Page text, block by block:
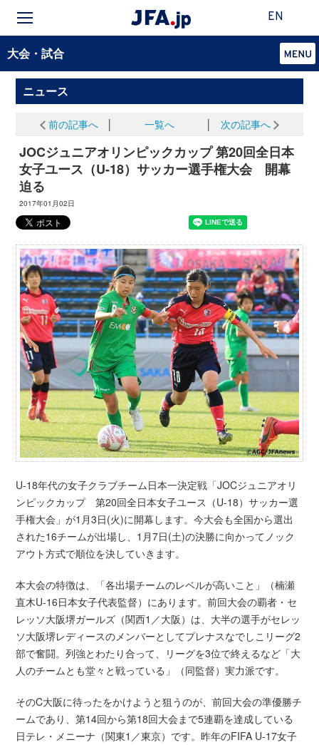
EN
大会・試合
ニュース
前の記事へ 一覧へ 次の記事へ
JOCジュニアオリンピックカップ 第20回全日本
女子ユース（U-18）サッカー選手権大会 開幕
迫る
2017年01月02日
U-18年代の女子クラブチーム日本一決定戦「JOCジュニアオリ
ンピックカップ 第20回全日本女子ユース（U-18）サッカー選
手権大会」が1月3日(火)に開幕します。今大会も全国から選出
された16チームが出場し、1月7日(土)の決勝に向かってノック
アウト方式で順位を決していきます。
本大会の特徴は、「各出場チームのレベルが高いこと」（楠瀬
直木U-16日本女子代表監督）にあります。前回大会の覇者・セ
レッソ大阪堺ガールズ（関西1／大阪）は、大半の選手がセレッ
ソ大阪堺レディースのメンバーとしてプレナスなでしこリーグ2
部で奮闘。列強とわたり合って、リーグを3位で終えるなど「大
人のチームとも堂々と戦っている」（同監督）実力派です。
そのC大阪に待ったをかけようと狙うのが、前回大会の準優勝チ
ームであり、第14回から第18回大会まで5連覇を達成している
日テレ・メニーナ（関東1／東京）です。昨年のFIFA U-17女子